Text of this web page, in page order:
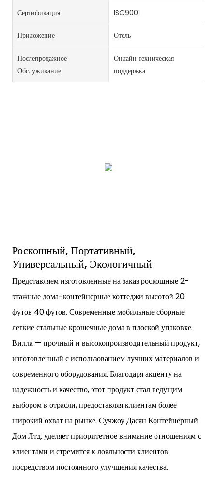
Сертификация ISO9001
Приложение Отель
Послепродажное
Обслуживание
Онлайн техническая
поддержка
Роскошный, Портативный,
Универсальный, Экологичный
Представляем изготовленные на заказ роскошные 2-
этажные дома-контейнерные коттеджи высотой 20
футов 40 футов. Современные мобильные сборные
легкие стальные крошечные дома в плоской упаковке.
Вилла — прочный и высокопроизводительный продукт,
изготовленный с использованием лучших материалов и
современного оборудования. Благодаря акценту на
надежность и качество, этот продукт стал ведущим
выбором в отрасли, предоставляя клиентам более
широкий охват на рынке. Сучжоу Дасян Контейнерный
Дом Лтд. уделяет приоритетное внимание отношениям с
клиентами и стремится к лояльности клиентов
посредством постоянного улучшения качества.